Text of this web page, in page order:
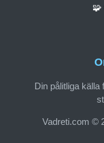
Din pålitliga
Vadreti.com ©
🧩